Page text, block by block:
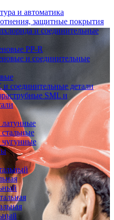
и автоматика
защитные покрытия
и соединительные
PP-R
и соединительные
соединительные детали
SML и
чугунные